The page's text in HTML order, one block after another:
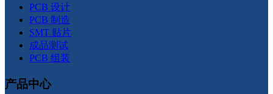
PCB 设计
PCB 制造
SMT 贴片
成品测试
PCB 组装
产品中心